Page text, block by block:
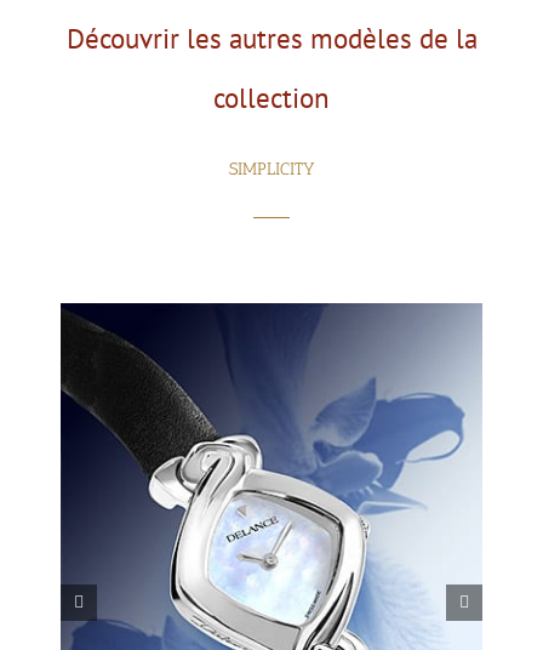
Découvrir les autres modèles de la
collection
SIMPLICITY